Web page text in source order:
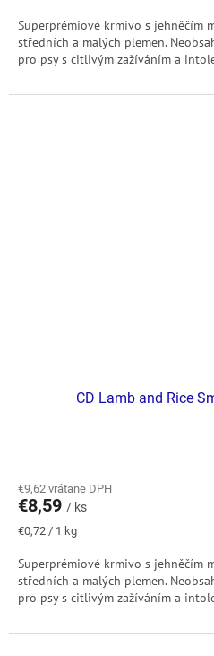
Superprémiové krmivo s jehněčím
středních a malých plemen.
pro psy s citlivým zažíváním a
CD Lamb and Rice
€9,62 vrátane DPH
€8,59 / ks
Jednotková
€0,72 / 1 kg
Superprémiové krmivo s jehněčím
středních a malých plemen.
pro psy s citlivým zažíváním a